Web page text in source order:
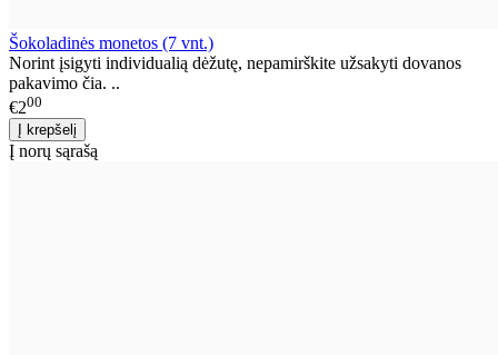
Šokoladinės monetos (7 vnt.)
Norint įsigyti individualią dėžutę, nepamirškite užsakyti dovanos
pakavimo čia. ..
€200
Į norų sąrašą